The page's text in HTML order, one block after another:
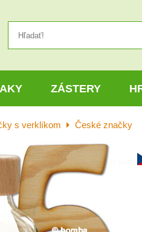
ZÁSTERY
s verklíkom České značky